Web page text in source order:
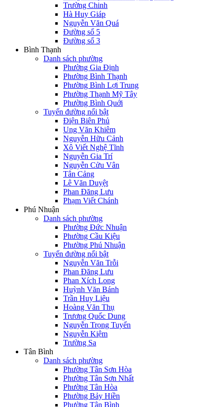
Trường Chinh
Hà Huy Giáp
Nguyễn Văn Quá
Đường số 5
Đường số 3
Bình Thạnh
Danh sách phường
Phường Gia Định
Phường Bình Thạnh
Phường Bình Lợi Trung
Phường Thạnh Mỹ Tây
Phường Bình Quới
Tuyến đường nổi bật
Điện Biên Phủ
Ung Văn Khiêm
Nguyễn Hữu Cảnh
Xô Viết Nghệ Tĩnh
Nguyễn Gia Trí
Nguyễn Cửu Vân
Tân Cảng
Lê Văn Duyệt
Phan Đăng Lưu
Phạm Viết Chánh
Phú Nhuận
Danh sách phường
Phường Đức Nhuận
Phường Cầu Kiệu
Phường Phú Nhuận
Tuyến đường nổi bật
Nguyễn Văn Trỗi
Phan Đăng Lưu
Phan Xích Long
Huỳnh Văn Bánh
Trần Huy Liệu
Hoàng Văn Thụ
Trương Quốc Dung
Nguyễn Trọng Tuyển
Nguyễn Kiệm
Trường Sa
Tân Bình
Danh sách phường
Phường Tân Sơn Hòa
Phường Tân Sơn Nhất
Phường Tân Hòa
Phường Bảy Hiền
Phường Tân Bình